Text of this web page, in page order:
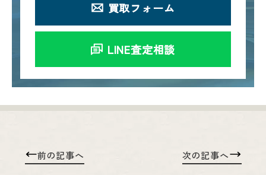
買取フォーム
LINE査定相談
前の記事へ 次の記事へ